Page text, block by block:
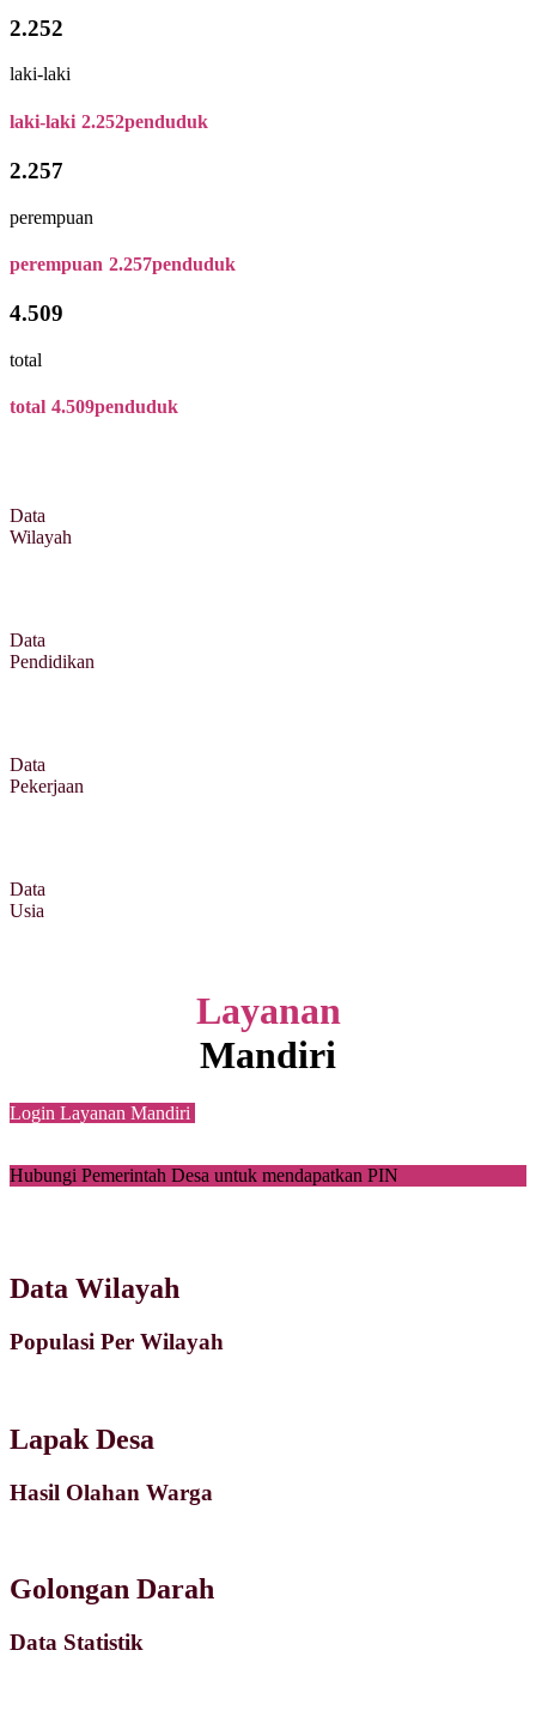
2.252
laki-laki
laki-laki 2.252penduduk
2.257
perempuan
perempuan 2.257penduduk
4.509
total
total 4.509penduduk
Data
Wilayah
Data
Pendidikan
Data
Pekerjaan
Data
Usia
Layanan
Mandiri
Login Layanan Mandiri
Hubungi Pemerintah Desa untuk mendapatkan PIN
Data Wilayah
Populasi Per Wilayah
Lapak Desa
Hasil Olahan Warga
Golongan Darah
Data Statistik